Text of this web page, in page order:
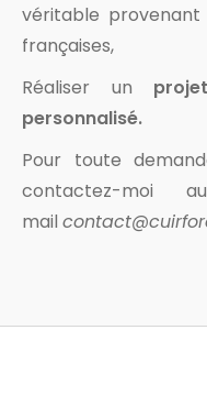
véritable provenant
françaises,
Réaliser un
personnalisé.
Pour toute
contactez-moi
mail